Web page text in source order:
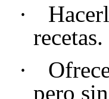
·
recetas.
·
pero